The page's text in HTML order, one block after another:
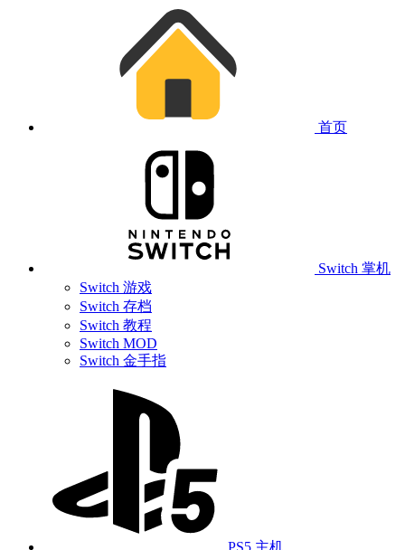
首页
Switch 掌机
Switch 游戏
Switch 存档
Switch 教程
Switch MOD
Switch 金手指